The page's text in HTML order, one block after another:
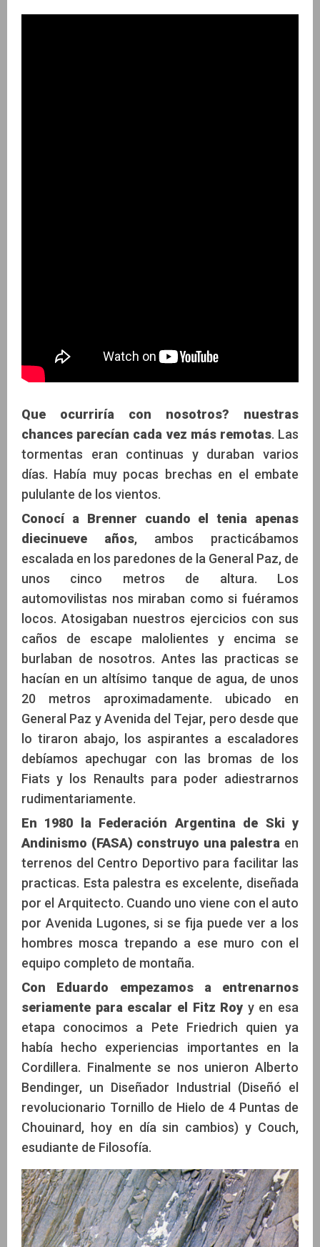
Que ocurriría con nosotros? nuestras
chances parecían cada vez más remotas. Las
tormentas eran continuas y duraban varios
días. Había muy pocas brechas en el embate
pululante de los vientos.
Conocí a Brenner cuando el tenia apenas
diecinueve años, ambos practicábamos
escalada en los paredones de la General Paz, de
unos cinco metros de altura. Los
automovilistas nos miraban como si fuéramos
locos. Atosigaban nuestros ejercicios con sus
caños de escape malolientes y encima se
burlaban de nosotros. Antes las practicas se
hacían en un altísimo tanque de agua, de unos
20 metros aproximadamente. ubicado en
General Paz y Avenida del Tejar, pero desde que
lo tiraron abajo, los aspirantes a escaladores
debíamos apechugar con las bromas de los
Fiats y los Renaults para poder adiestrarnos
rudimentariamente.
En 1980 la Federación Argentina de Ski y
Andinismo (FASA) construyo una palestra en
terrenos del Centro Deportivo para facilitar las
practicas. Esta palestra es excelente, diseñada
por el Arquitecto. Cuando uno viene con el auto
por Avenida Lugones, si se fija puede ver a los
hombres mosca trepando a ese muro con el
equipo completo de montaña.
Con Eduardo empezamos a entrenarnos
seriamente para escalar el Fitz Roy y en esa
etapa conocimos a Pete Friedrich quien ya
había hecho experiencias importantes en la
Cordillera. Finalmente se nos unieron Alberto
Bendinger, un Diseñador Industrial (Diseñó el
revolucionario Tornillo de Hielo de 4 Puntas de
Chouinard, hoy en día sin cambios) y Couch,
esudiante de Filosofía.